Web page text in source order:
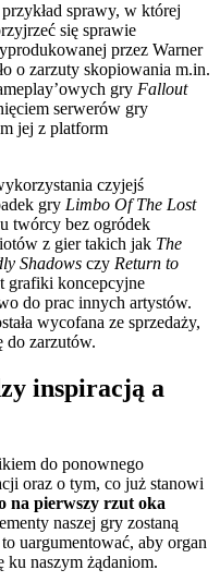
sprawy, w której
się sprawie
przez Warner
o zarzuty skopiowania m.in.
gry Fallout
serwerów gry
jej z platform
czyjejś
gry Limbo Of The Lost
twórcy bez ogródek
z gier takich jak The
Shadows czy Return to
grafiki koncepcyjne
do prac innych artystów.
wycofana ze sprzedaży,
do zarzutów.
inspiracją a
do ponownego
oraz o tym, co już stanowi
na pierwszy rzut oka
naszej gry zostaną
uargumentować, aby organ
ku naszym żądaniom.